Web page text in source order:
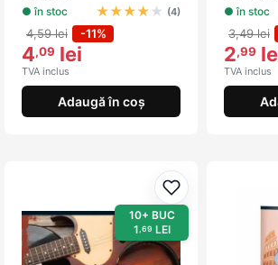
● în stoc ★★★★ ★ (4)
4,59 lei -11%
4,09 lei
TVA inclus
Adaugă în coș
● în stoc
3,49 lei
2,99
TVA inclus
Adaugă la
10+ BUC
1 ,69 LEI